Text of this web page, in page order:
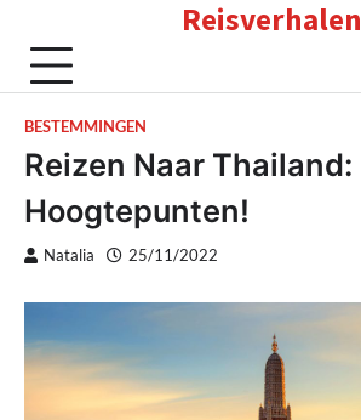
content
Reisverhalen
BESTEMMINGEN
Reizen Naar Thailand:
Hoogtepunten!
Natalia 25/11/2022